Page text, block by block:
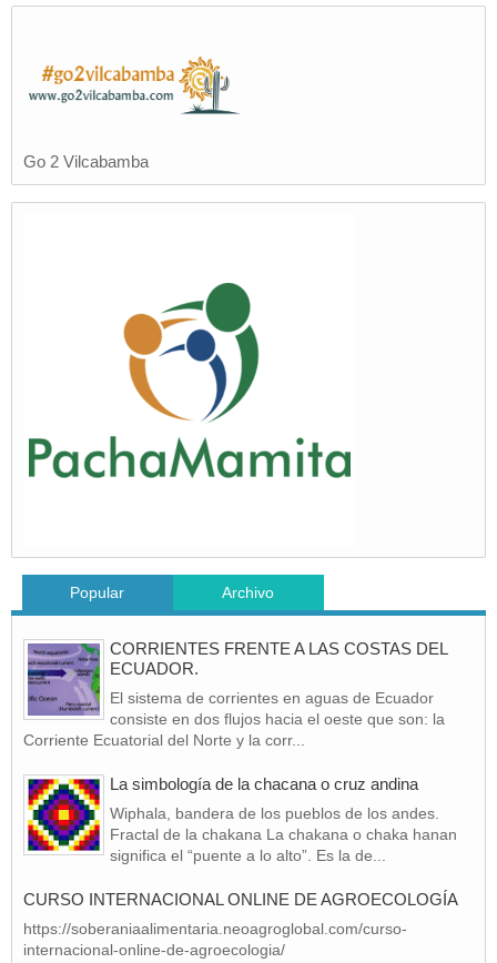
Go 2 Vilcabamba
Popular Archivo
CORRIENTES FRENTE A LAS COSTAS DEL
ECUADOR.
El sistema de corrientes en aguas de Ecuador
consiste en dos flujos hacia el oeste que son: la
Corriente Ecuatorial del Norte y la corr...
La simbología de la chacana o cruz andina
Wiphala, bandera de los pueblos de los andes.
Fractal de la chakana La chakana o chaka hanan
significa el “puente a lo alto”. Es la de...
CURSO INTERNACIONAL ONLINE DE AGROECOLOGÍA
https://soberaniaalimentaria.neoagroglobal.com/curso-
internacional-online-de-agroecologia/